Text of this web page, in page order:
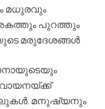
മധുരവും
പുറത്തും
മരുദേശങ്ങൾ
. മനുഷ്യനും